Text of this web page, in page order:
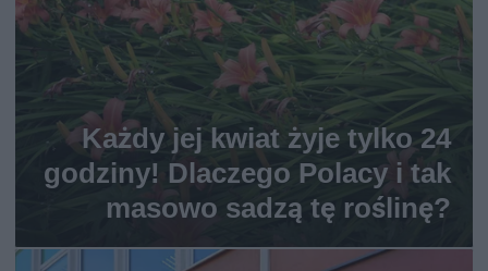
Każdy jej kwiat żyje tylko 24
godziny! Dlaczego Polacy i tak
masowo sadzą tę roślinę?